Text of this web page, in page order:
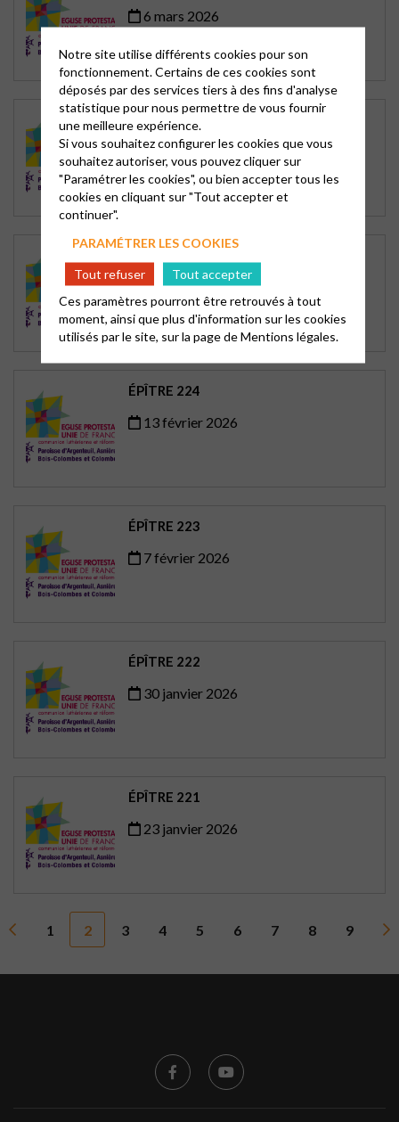
6 mars 2026
ÉPÎTRE 226
27 février 2026
20 février 2026
ÉPÎTRE 224
13 février 2026
ÉPÎTRE 223
7 février 2026
ÉPÎTRE 222
30 janvier 2026
ÉPÎTRE 221
23 janvier 2026
1 2 3 4 5 6 7 8 9
Notre site utilise différents cookies pour son
fonctionnement. Certains de ces cookies sont
déposés par des services tiers à des fins d'analyse
statistique pour nous permettre de vous fournir
une meilleure expérience.
Si vous souhaitez configurer les cookies que vous
souhaitez autoriser, vous pouvez cliquer sur
"Paramétrer les cookies", ou bien accepter tous les
cookies en cliquant sur "Tout accepter et
continuer".
PARAMÉTRER LES COOKIES
Tout refuser
Tout accepter
Ces paramètres pourront être retrouvés à tout
moment, ainsi que plus d'information sur les cookies
utilisés par le site, sur la page deMentions légales.